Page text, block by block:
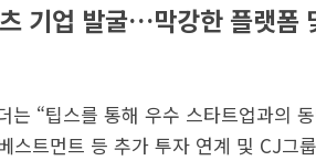
기업 발굴…막강한 플랫폼
“팁스를 통해 우수 스타트업과의
스트먼트 등 추가 투자 연계 및 CJ그